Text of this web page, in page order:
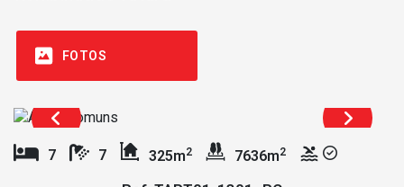
FOTOS
7 7 325m2 7636m2